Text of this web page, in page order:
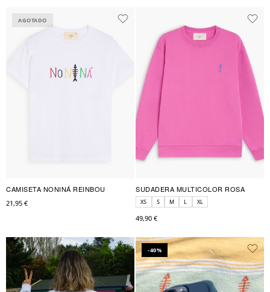
AGOTADO
CAMISETA NONINÁ REINBOU
21,95 €
SUDADERA MULTICOLOR ROSA
XS S M L XL
49,90 €
-40%